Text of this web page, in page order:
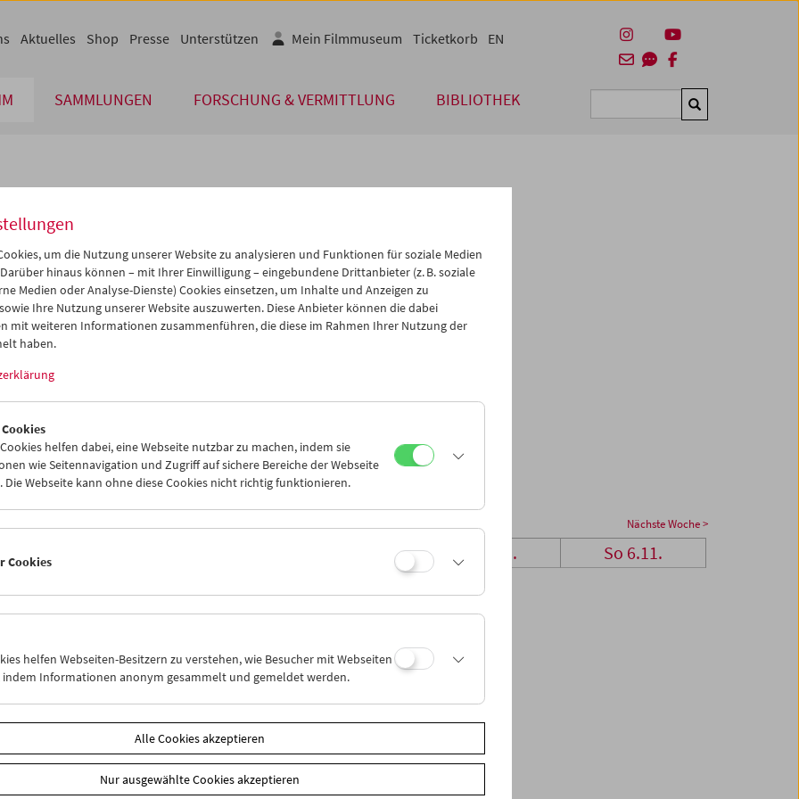
SAMMLUNGEN FORSCHUNG & VERMITTLUNG BIBLIOTHEK Suchen
Aktuelles Shop Presse Unterstützen Mein Filmmuseum Ticketkorb EN
Nov 2011 >>
Mi Do Fr Sa So
02 03 04 05
06
09 10 11 12
13
16 17
23 24
07
iCalender
Programmheft-PDF
English language or subtitles
Nächste Woche >
Mi 2.11. Sa 5.11. So 6.11.
um die Nutzung unserer Website zu analysieren und Funktionen für soziale Medien
hinaus können – mit Ihrer Einwilligung – eingebundene Drittanbieter (z. B. soziale
Medien oder Analyse-Dienste) Cookies einsetzen, um Inhalte und Anzeigen zu
Ihre Nutzung unserer Website auszuwerten. Diese Anbieter können die dabei
mit weiteren Informationen zusammenführen, die diese im Rahmen Ihrer Nutzung der
haben.
helfen dabei, eine Webseite nutzbar zu machen, indem sie
wie Seitennavigation und Zugriff auf sichere Bereiche der Webseite
Die Webseite kann ohne diese Cookies nicht richtig funktionieren.
Cookies
helfen Webseiten-Besitzern zu verstehen, wie Besucher mit Webseiten
indem Informationen anonym gesammelt und gemeldet werden.
Alle Cookies akzeptieren
Nur ausgewählte Cookies akzeptieren